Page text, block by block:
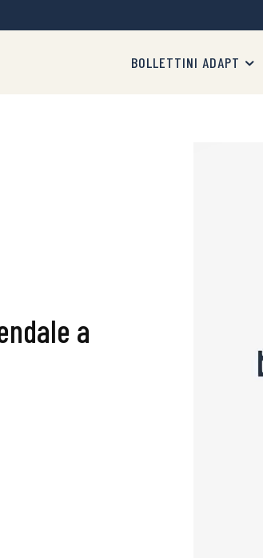
BOLLETTINI ADAPT
a